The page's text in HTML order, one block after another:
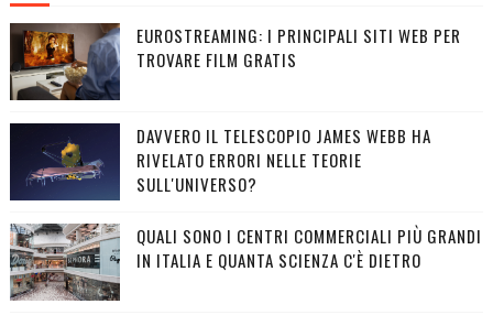
EUROSTREAMING: I PRINCIPALI SITI WEB PER
TROVARE FILM GRATIS
DAVVERO IL TELESCOPIO JAMES WEBB HA
RIVELATO ERRORI NELLE TEORIE
SULL'UNIVERSO?
QUALI SONO I CENTRI COMMERCIALI PIÙ GRANDI
IN ITALIA E QUANTA SCIENZA C'È DIETRO